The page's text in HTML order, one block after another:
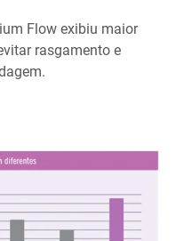
Flow exibiu maior
rasgamento e